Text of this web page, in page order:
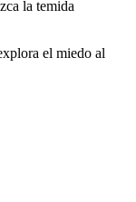
la temida
el miedo al